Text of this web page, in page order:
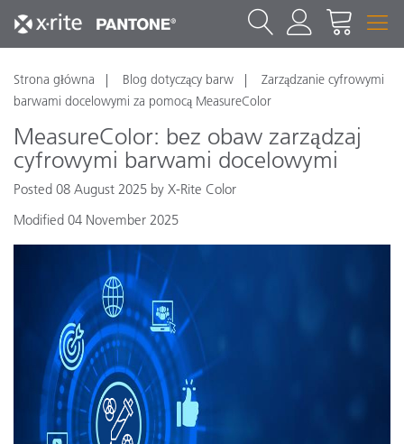
Strona główna Blog dotyczący barw
Zarządzanie cyfrowymi
barwami docelowymi za pomocą MeasureColor
MeasureColor: bez obaw zarządzaj
cyfrowymi barwami docelowymi
Posted 08 August 2025 by X-Rite Color
Modified 04 November 2025